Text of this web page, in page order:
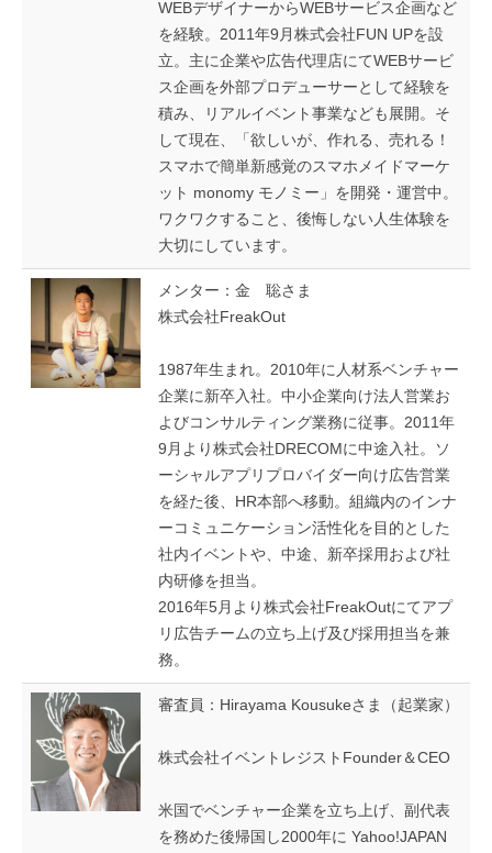
WEBデザイナーからWEBサービス企画など
を経験。2011年9月株式会社FUN UPを設
立。主に企業や広告代理店にてWEBサービ
ス企画を外部プロデューサーとして経験を
積み、リアルイベント事業なども展開。そ
して現在、「欲しいが、作れる、売れる！
スマホで簡単新感覚のスマホメイドマーケ
ット monomy モノミー」を開発・運営中。
ワクワクすること、後悔しない人生体験を
大切にしています。
メンター：金 聡さま
株式会社FreakOut
1987年生まれ。2010年に人材系ベンチャー
企業に新卒入社。中小企業向け法人営業お
よびコンサルティング業務に従事。2011年
9月より株式会社DRECOMに中途入社。ソ
ーシャルアプリプロバイダー向け広告営業
を経た後、HR本部へ移動。組織内のインナ
ーコミュニケーション活性化を目的とした
社内イベントや、中途、新卒採用および社
内研修を担当。
2016年5月より株式会社FreakOutにてアプ
リ広告チームの立ち上げ及び採用担当を兼
務。
審査員：Hirayama Kousukeさま（起業家）
株式会社イベントレジストFounder＆CEO
米国でベンチャー企業を立ち上げ、副代表
を務めた後帰国し2000年に Yahoo!JAPAN